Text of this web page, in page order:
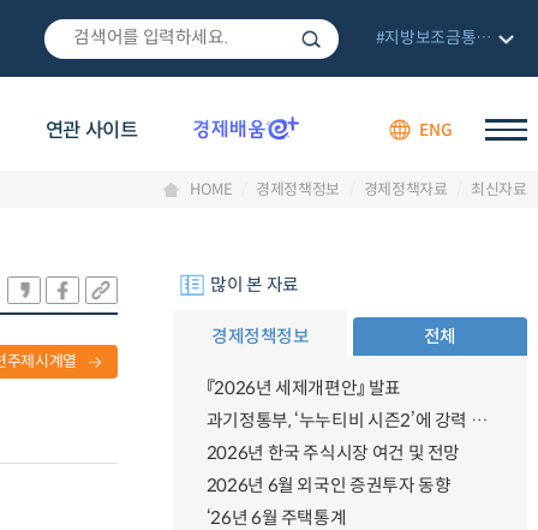
연관 사이트 ENG
#지방보조금통합관리망
HOME 경제정책정보 경제정책자료 최신자료
주제시계열
많이 본 자료
경제정책정보 전체
『2026년 세제개편안』 발표
과기정통부, ‘누누티비 시즌2’에 강력 대응 의지 밝혀
2026년 한국 주식시장 여건 및 전망
2026년 6월 외국인 증권투자 동향
‘26년 6월 주택통계